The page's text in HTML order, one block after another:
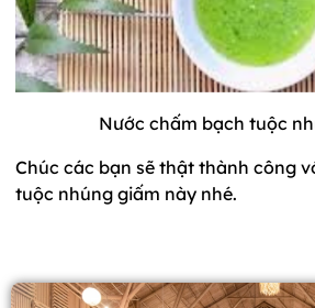
Nước chấm bạch tuộc
Chúc các bạn sẽ thật thành công
tuộc nhúng giấm này nhé.